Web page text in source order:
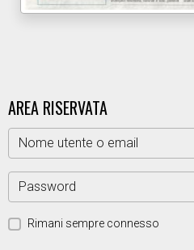
AREA RISERVATA
Rimani sempre connesso